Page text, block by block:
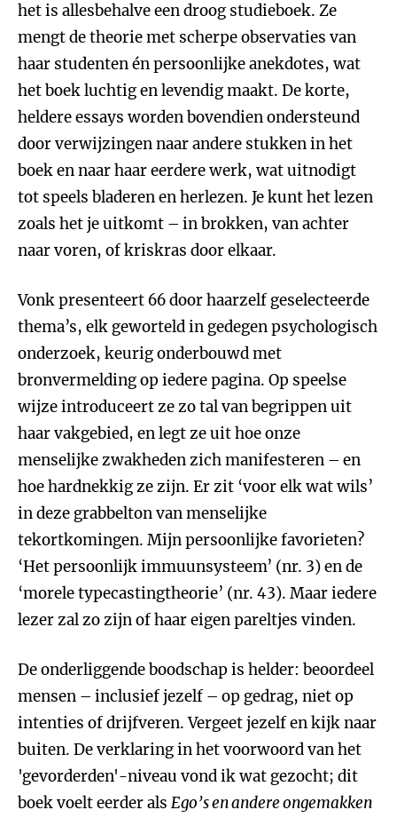
het is allesbehalve een droog studieboek. Ze
mengt de theorie met scherpe observaties van
haar studenten én persoonlijke anekdotes, wat
het boek luchtig en levendig maakt. De korte,
heldere essays worden bovendien ondersteund
door verwijzingen naar andere stukken in het
boek en naar haar eerdere werk, wat uitnodigt
tot speels bladeren en herlezen. Je kunt het lezen
zoals het je uitkomt – in brokken, van achter
naar voren, of kriskras door elkaar.
Vonk presenteert 66 door haarzelf geselecteerde
thema’s, elk geworteld in gedegen psychologisch
onderzoek, keurig onderbouwd met
bronvermelding op iedere pagina. Op speelse
wijze introduceert ze zo tal van begrippen uit
haar vakgebied, en legt ze uit hoe onze
menselijke zwakheden zich manifesteren – en
hoe hardnekkig ze zijn. Er zit ‘voor elk wat wils’
in deze grabbelton van menselijke
tekortkomingen. Mijn persoonlijke favorieten?
‘Het persoonlijk immuunsysteem’ (nr. 3) en de
‘morele typecastingtheorie’ (nr. 43). Maar iedere
lezer zal zo zijn of haar eigen pareltjes vinden.
De onderliggende boodschap is helder: beoordeel
mensen – inclusief jezelf – op gedrag, niet op
intenties of drijfveren. Vergeet jezelf en kijk naar
buiten. De verklaring in het voorwoord van het
'gevorderden'-niveau vond ik wat gezocht; dit
boek voelt eerder als Ego’s en andere ongemakken